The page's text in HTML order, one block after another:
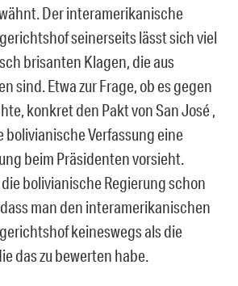
Der interamerikanische
seinerseits lässt sich viel
brisanten Klagen, die aus
sind. Etwa zur Frage, ob es gegen
konkret den Pakt von San José ,
bolivianische Verfassung eine
beim Präsidenten vorsieht.
bolivianische Regierung schon
man den interamerikanischen
keineswegs als die
das zu bewerten habe.